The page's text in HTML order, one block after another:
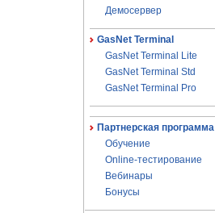
Демосервер
GasNet Terminal
GasNet Terminal Lite
GasNet Terminal Std
GasNet Terminal Pro
Партнерская программа
Обучение
Online-тестирование
Вебинары
Бонусы